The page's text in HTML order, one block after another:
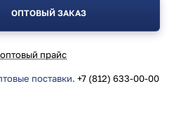
ОПТОВЫЙ ЗАКАЗ
прайс
поставки. +7 (812) 633-00-00